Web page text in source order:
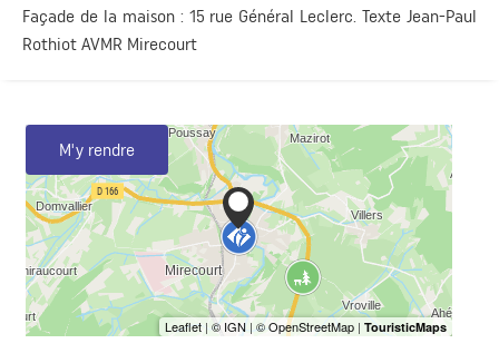
Façade de la maison : 15 rue Général Leclerc. Texte Jean-Paul
Rothiot AVMR Mirecourt
M'y rendre